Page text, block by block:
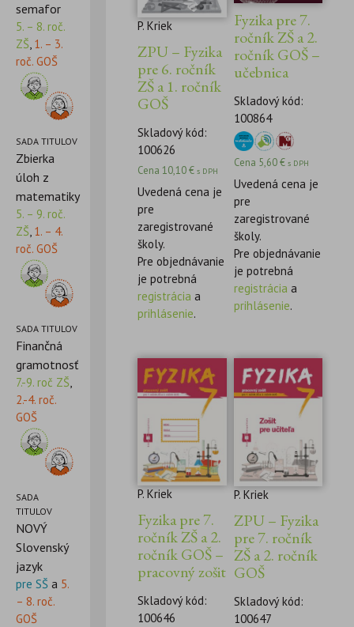
semafor
5. – 8. roč.
ZŠ,1. – 3.
roč. GOŠ
SADA TITULOV
Zbierka
úloh z
matematiky
5. – 9. roč.
ZŠ, 1. – 4.
roč. GOŠ
SADA TITULOV
Finančná
gramotnosť
7.-9. roč ZŠ,
2.-4. roč.
GOŠ
SADA
TITULOV
NOVÝ
Slovenský
jazyk
pre SŠ a 5.
– 8. roč.
GOŠ
P. Kriek
ZPU – Fyzika
pre 6. ročník
ZŠ a 1. ročník
GOŠ
Skladový kód:
100626
Cena10,10€ s DPH
Uvedená cena je
pre
zaregistrované
školy.
Pre objednávanie
je potrebná
registrácia a
prihlásenie.
Fyzika pre 7.
ročník ZŠ a 2.
ročník GOŠ –
učebnica
Skladový kód:
100864
Cena 5,60€ s DPH
Uvedená cena je
pre
zaregistrované
školy.
Pre objednávanie
je potrebná
registrácia a
prihlásenie.
P. Kriek
Fyzika pre 7.
ročník ZŠ a 2.
ročník GOŠ –
pracovný zošit
Skladový kód:
100646
P. Kriek
ZPU – Fyzika
pre 7. ročník
ZŠ a 2. ročník
GOŠ
Skladový kód:
100647